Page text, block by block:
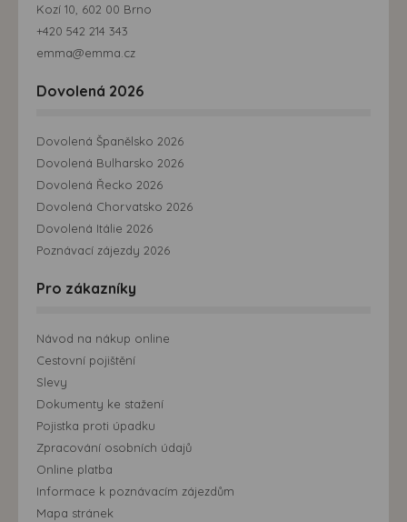
Kozí 10, 602 00 Brno
+420 542 214 343
emma@emma.cz
Dovolená 2026
Dovolená Španělsko 2026
Dovolená Bulharsko 2026
Dovolená Řecko 2026
Dovolená Chorvatsko 2026
Dovolená Itálie 2026
Poznávací zájezdy 2026
Pro zákazníky
Návod na nákup online
Cestovní pojištění
Slevy
Dokumenty ke stažení
Pojistka proti úpadku
Zpracování osobních údajů
Online platba
Informace k poznávacím zájezdům
Mapa stránek